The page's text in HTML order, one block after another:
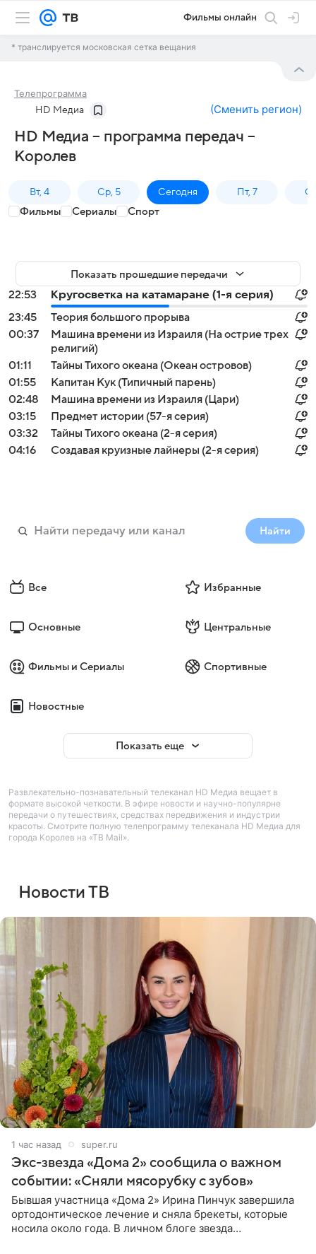
Фильмы онлайн
* транслируется московская сетка вещания
Телепрограмма
HD Медиа (Сменить регион)
HD Медиа – программа передач –
Королев
Вт, 4 Ср, 5 Сегодня Пт, 7
Фильмы Сериалы Спорт
Показать прошедшие передачи
22:53
Кругосветка на катамаране (1-я серия)
23:45
Теория большого прорыва
00:37
Машина времени из Израиля (На острие трех
религий)
01:11
Тайны Тихого океана (Океан островов)
01:55
Капитан Кук (Типичный парень)
02:48
Машина времени из Израиля (Цари)
03:15
Предмет истории (57-я серия)
03:32
Тайны Тихого океана (2-я серия)
04:16
Создавая круизные лайнеры (2-я серия)
Найти
Все Избранные
Основные Центральные
Фильмы и Сериалы Спортивные
Новостные
Показать еще
Развлекательно-познавательный телеканал HD Медиа вещает в
формате высокой четкости. В эфире новости и научно-популярне
передачи о путешествиях, средствах передвижения и индустрии
красоты. Смотрите полную телепрограмму телеканала HD Медиа для
города Королев на «ТВ Mail».
Новости ТВ
1 час назад super.ru
Экс-звезда «Дома 2» сообщила о важном
событии: «Сняли мясорубку с зубов»
Бывшая участница «Дома 2» Ирина Пинчук завершила
ортодонтическое лечение и сняла брекеты, которые
носила около года. В личном блоге звезда